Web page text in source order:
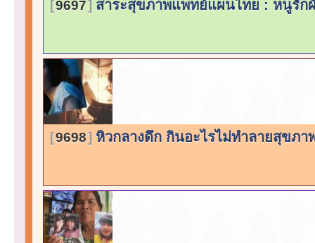
9697 สาระสุขภาพแพทย์แผนไทย : หนูรัก
9698 หิวกลางดึก กินอะไรไม่ทำลายสุขภ